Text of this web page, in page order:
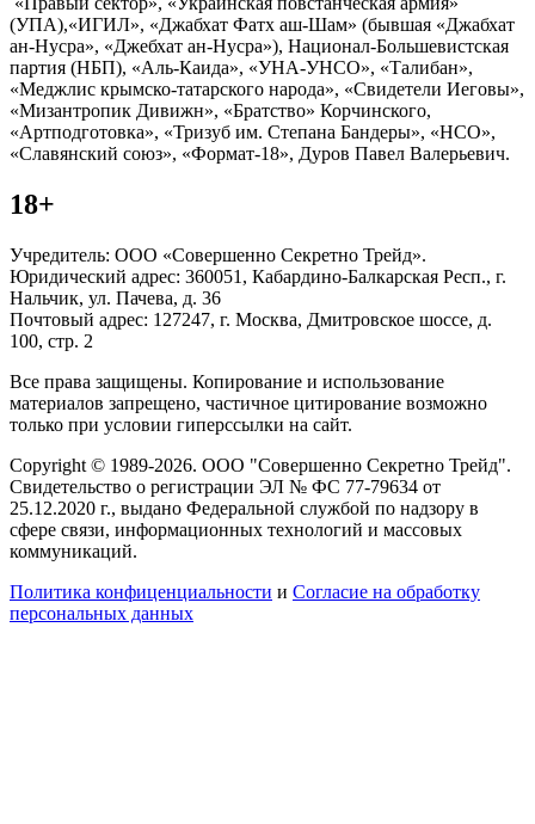
(УПА),«ИГИЛ», «Джабхат Фатх аш-Шам» (бывшая «Джабхат
ан-Нусра», «Джебхат ан-Нусра»), Национал-Большевистская
партия (НБП), «Аль-Каида», «УНА-УНСО», «Талибан»,
«Меджлис крымско-татарского народа», «Свидетели Иеговы»,
«Мизантропик Дивижн», «Братство» Корчинского,
«Артподготовка», «Тризуб им. Степана Бандеры», «НСО»,
«Славянский союз», «Формат-18», Дуров Павел Валерьевич.
18+
Учредитель: ООО «Совершенно Секретно Трейд».
Юридический адрес: 360051, Кабардино-Балкарская Респ., г.
Нальчик, ул. Пачева, д. 36
Почтовый адрес: 127247, г. Москва, Дмитровское шоссе, д.
100, стр. 2
Все права защищены. Копирование и использование
материалов запрещено, частичное цитирование возможно
только при условии гиперссылки на сайт.
Copyright © 1989-2026. ООО "Совершенно Секретно Трейд".
Свидетельство о регистрации ЭЛ № ФС 77-79634 от
25.12.2020 г., выдано Федеральной службой по надзору в
сфере связи, информационных технологий и массовых
коммуникаций.
Политика конфиценциальности и Согласие на обработку
персональных данных